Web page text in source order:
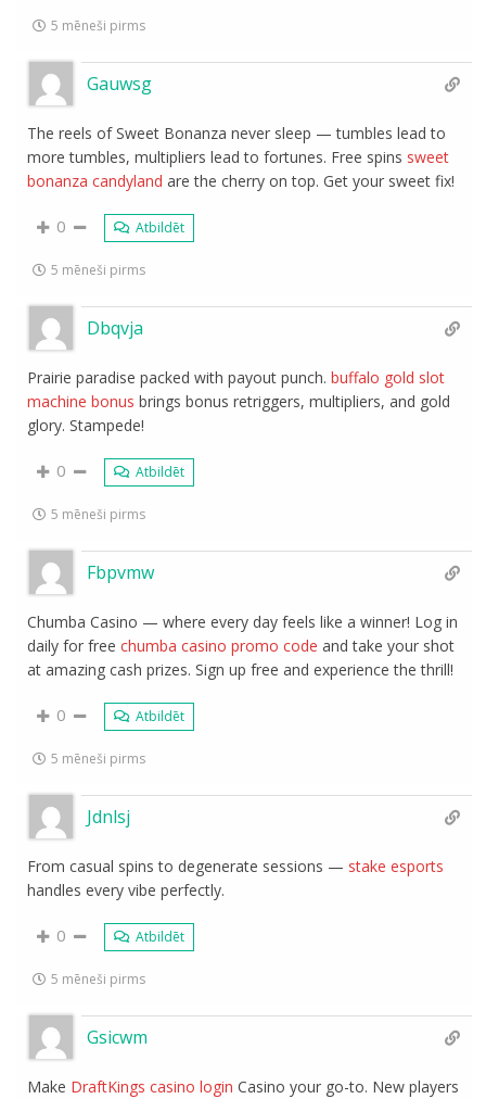
5 mēneši pirms
Gauwsg
The reels of Sweet Bonanza never sleep — tumbles lead to
more tumbles, multipliers lead to fortunes. Free spins sweet
bonanza candyland are the cherry on top. Get your sweet fix!
0 Atbildēt
5 mēneši pirms
Dbqvja
Prairie paradise packed with payout punch.buffalo gold slot
machine bonus brings bonus retriggers, multipliers, and gold
glory. Stampede!
0 Atbildēt
5 mēneši pirms
Fbpvmw
Chumba Casino — where every day feels like a winner! Log in
daily for freechumba casino promo code and take your shot
at amazing cash prizes. Sign up free and experience the thrill!
0 Atbildēt
5 mēneši pirms
Jdnlsj
From casual spins to degenerate sessions — stake esports
handles every vibe perfectly.
0 Atbildēt
5 mēneši pirms
Gsicwm
Make DraftKings casino login Casino your go-to. New players